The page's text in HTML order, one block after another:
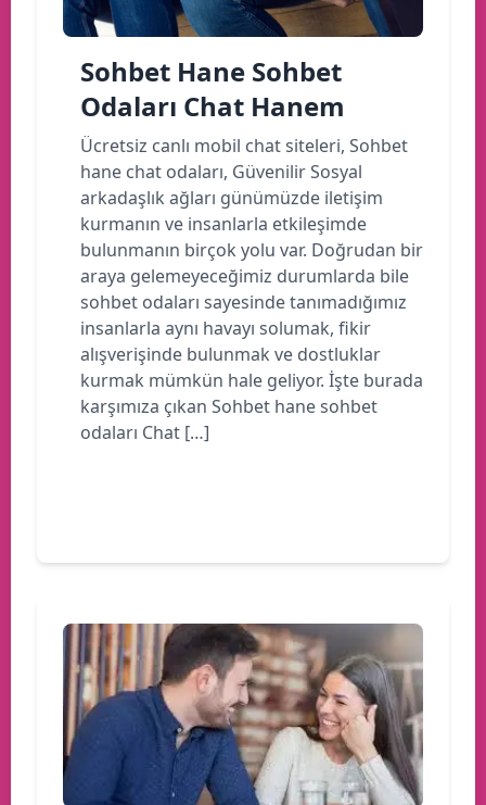
Sohbet Hane Sohbet
Odaları Chat Hanem
Ücretsiz canlı mobil chat siteleri, Sohbet
hane chat odaları, Güvenilir Sosyal
arkadaşlık ağları günümüzde iletişim
kurmanın ve insanlarla etkileşimde
bulunmanın birçok yolu var. Doğrudan bir
araya gelemeyeceğimiz durumlarda bile
sohbet odaları sayesinde tanımadığımız
insanlarla aynı havayı solumak, fikir
alışverişinde bulunmak ve dostluklar
kurmak mümkün hale geliyor. İşte burada
karşımıza çıkan Sohbet hane sohbet
odaları Chat […]